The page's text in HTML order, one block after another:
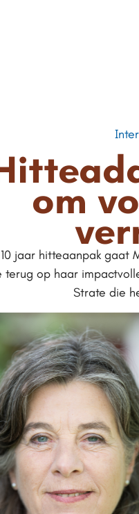
om
jaar hitteaanpak gaat
terug op haar
Strate die